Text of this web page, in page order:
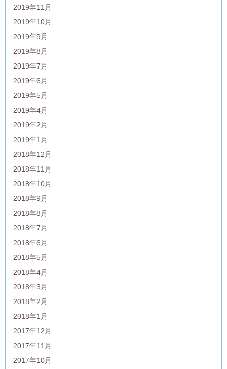
2019年11月
2019年10月
2019年9月
2019年8月
2019年7月
2019年6月
2019年5月
2019年4月
2019年2月
2019年1月
2018年12月
2018年11月
2018年10月
2018年9月
2018年8月
2018年7月
2018年6月
2018年5月
2018年4月
2018年3月
2018年2月
2018年1月
2017年12月
2017年11月
2017年10月